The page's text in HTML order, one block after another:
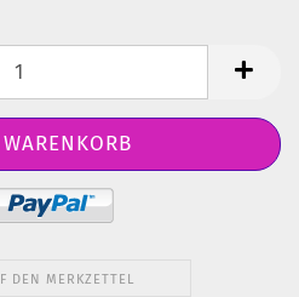
DEN MERKZETTEL